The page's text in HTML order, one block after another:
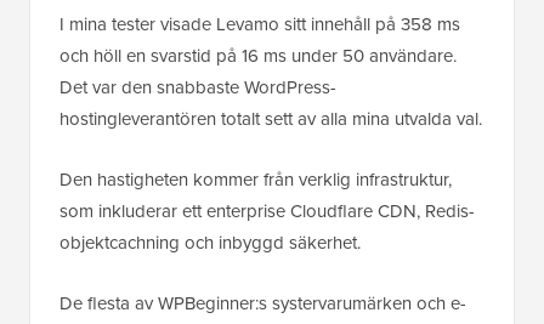
I mina tester visade Levamo sitt innehåll på 358 ms
och höll en svarstid på 16 ms under 50 användare.
Det var den snabbaste WordPress-
hostingleverantören totalt sett av alla mina utvalda val.
Den hastigheten kommer från verklig infrastruktur,
som inkluderar ett enterprise Cloudflare CDN, Redis-
objektcachning och inbyggd säkerhet.
De flesta av WPBeginner:s systervarumärken och e-